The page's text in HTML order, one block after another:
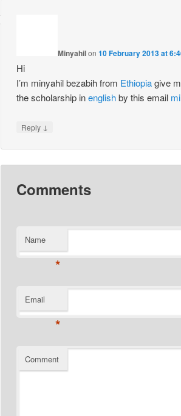
Minyahilon 10 February 2013 at
Hi
I’m minyahil bezabih from Ethiopiagive
the scholarship inenglishby this email
Reply ↓
Comments
Name
*
Email
*
Comment